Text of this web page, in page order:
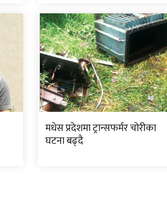
मधेस प्रदेशमा ट्रान्सफर्मर चोरीका
घटना बढ्दै